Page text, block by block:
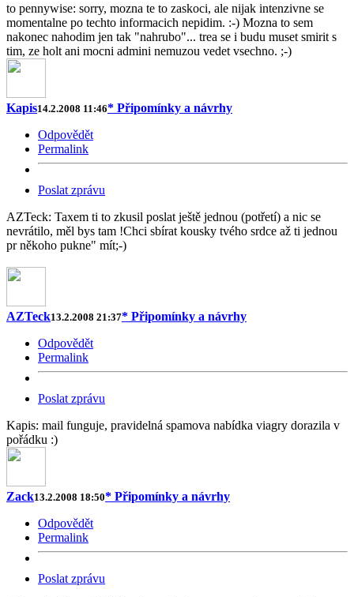
to pennywise: sorry, mozna te to zaskoci, ale nijak intenzivne se
momentalne po techto informacich nepidim. :-) Mozna to sem
nakonec nahodim jen tak "nahrubo"... trea se i budu muset smirit s
tim, ze holt ani mocni admini nemuzou vedet vsechno. ;-)
Kapis14.2.2008 11:46* Připomínky a návrhy
Odpovědět
Permalink
Poslat zprávu
AZTeck: Taxem ti to zkusil poslat ještě jednou (potřetí) a nic se
nevrátilo, měl bys tam !Chci sbírat kousky tvého srdce až ti jednou
pr někoho pukne" mít;-)
AZTeck13.2.2008 21:37* Připomínky a návrhy
Odpovědět
Permalink
Poslat zprávu
Kapis: mail funguje, pravidelná spamova nabídka viagry dorazila v
pořádku :)
Zack13.2.2008 18:50* Připomínky a návrhy
Odpovědět
Permalink
Poslat zprávu